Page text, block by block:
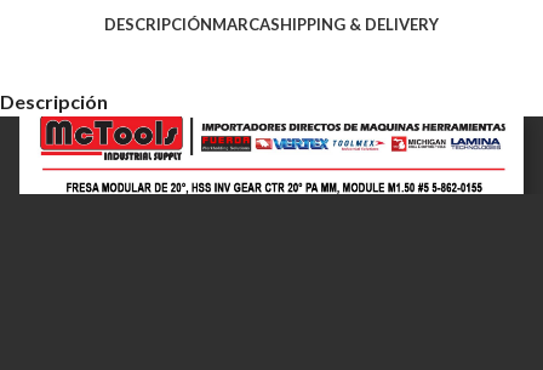
DESCRIPCIÓNMARCASHIPPING & DELIVERY
Descripción